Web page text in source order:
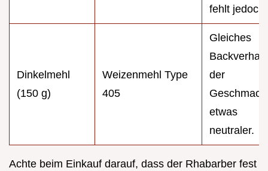
fehlt jedoch.
Dinkelmehl
(150 g)
Weizenmehl Type
405
Gleiches
der
etwas
neutraler.
Achte beim Einkauf darauf, dass der Rhabarber fest